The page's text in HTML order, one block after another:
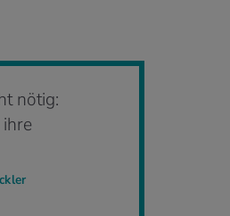
nötig: